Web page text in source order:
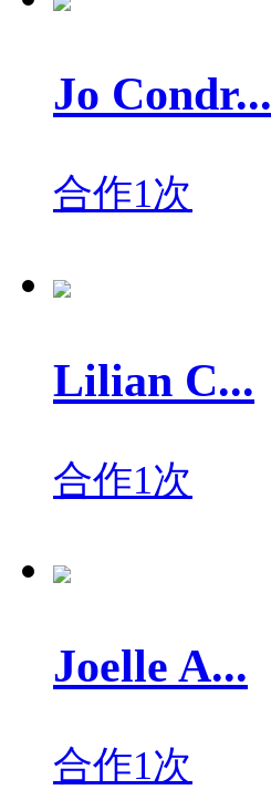
Jo Condr...
合作1次
Lilian C...
合作1次
Joelle A...
合作1次